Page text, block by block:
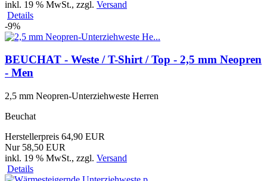
inkl. 19 % MwSt., zzgl. Versand
Details
-9%
BEUCHAT - Weste / T-Shirt / Top - 2,5 mm Neopren
- Men
2,5 mm Neopren-Unterziehweste Herren
Beuchat
Herstellerpreis 64,90 EUR
Nur 58,50 EUR
inkl. 19 % MwSt., zzgl. Versand
Details